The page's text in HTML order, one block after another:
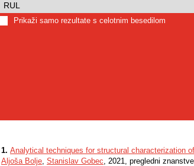
Prikaži samo rezultate s celotnim besedilom
1. Analytical techniques for structural characterization
Aljoša Bolje, Stanislav Gobec, 2021, pregledni